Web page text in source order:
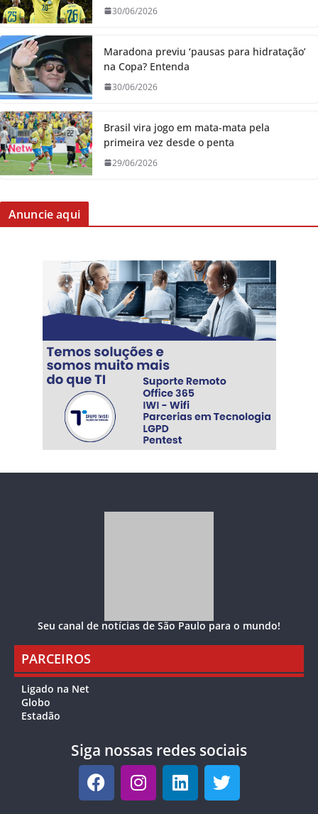
30/06/2026
Maradona previu ‘pausas para hidratação’
na Copa? Entenda
30/06/2026
Brasil vira jogo em mata-mata pela
primeira vez desde o penta
29/06/2026
Anuncie aqui
Seu canal de notícias de São Paulo para o mundo!
PARCEIROS
Ligado na Net
Globo
Estadão
Siga nossas redes sociais